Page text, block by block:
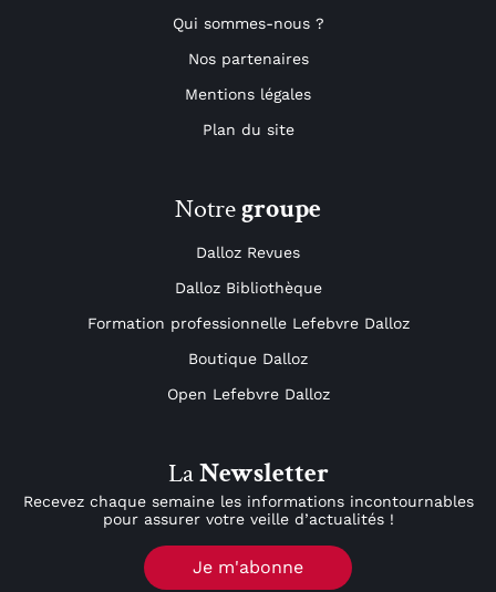
Qui sommes-nous ?
Nos partenaires
Mentions légales
Plan du site
Notregroupe
Dalloz Revues
Dalloz Bibliothèque
Formation professionnelle Lefebvre Dalloz
Boutique Dalloz
Open Lefebvre Dalloz
LaNewsletter
Recevez chaque semaine les informations incontournables
pour assurer votre veille d’actualités !
Je m'abonne